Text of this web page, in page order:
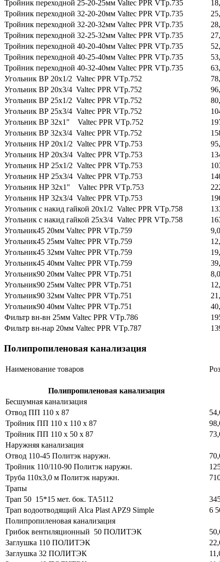
Тройник переходной 25-20-25мм Valtec PPR VTp.735
Тройник переходной 32-20-20мм Valtec PPR VTp.735
Тройник переходной 32-20-32мм Valtec PPR VTp.735
Тройник переходной 32-25-32мм Valtec PPR VTp.735
Тройник переходной 40-20-40мм Valtec PPR VTp.735
Тройник переходной 40-25-40мм Valtec PPR VTp.735
Тройник переходной 40-32-40мм Valtec PPR VTp.735
Угольник ВР 20х1/2 Valtec PPR VTp.752
Угольник ВР 20х3/4 Valtec PPR VTp.752
Угольник ВР 25х1/2 Valtec PPR VTp.752
Угольник ВР 25х3/4 Valtec PPR VTp.752
Угольник ВР 32х1" Valtec PPR VTp.752
Угольник ВР 32х3/4 Valtec PPR VTp.752
Угольник НР 20х1/2 Valtec PPR VTp.753
Угольник НР 20х3/4 Valtec PPR VTp.753
Угольник НР 25х1/2 Valtec PPR VTp.753
Угольник НР 25х3/4 Valtec PPR VTp.753
Угольник НР 32х1" Valtec PPR VTp.753
Угольник НР 32х3/4 Valtec PPR VTp.753
Угольник с накид гайкой 20х1/2 Valtec PPR VTp.758
Угольник с накид гайкой 25х3/4 Valtec PPR VTp.758
Угольник45 20мм Valtec PPR VTp.759
Угольник45 25мм Valtec PPR VTp.759
Угольник45 32мм Valtec PPR VTp.759
Угольник45 40мм Valtec PPR VTp.759
Угольник90 20мм Valtec PPR VTp.751
Угольник90 25мм Valtec PPR VTp.751
Угольник90 32мм Valtec PPR VTp.751
Угольник90 40мм Valtec PPR VTp.751
Фильтр вн-вн 25мм Valtec PPR VTp.786
Фильтр вн-нар 20мм Valtec PPR VTp.787
Полипропиленовая канализация
Наименование товаров
Полипропиленовая канализация
Бесшумная канализация
Отвод ПП 110 х 87
Тройник ПП 110 х 110 х 87
Тройник ПП 110 х 50 х 87
Наружняя канализация
Отвод 110-45 Политэк наружн.
Тройник 110/110-90 Политэк наружн.
Труба 110х3,0 м Политэк наружн.
Трапы
Трап 50 15*15 мет. бок. ТА5112
Трап водоотводящий Alca Plast APZ9 Simple
6
Полипропиленовая канализация
Грибок вентиляционный 50 ПОЛИТЭК
Заглушка 110 ПОЛИТЭК
Заглушка 32 ПОЛИТЭК